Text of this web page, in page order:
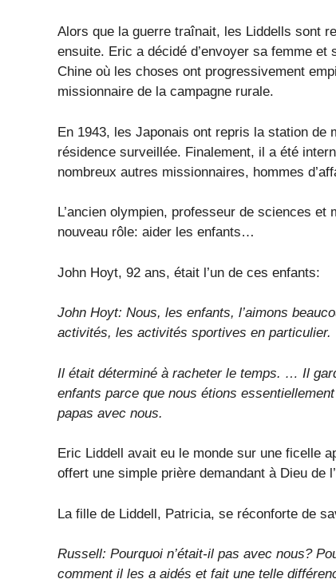
Alors que la guerre traînait, les Liddells sont
ensuite. Eric a décidé d’envoyer sa femme et
Chine où les choses ont progressivement
missionnaire de la campagne rurale.
En 1943, les Japonais ont repris la station de
résidence surveillée. Finalement, il a été
nombreux autres missionnaires, hommes
L’ancien olympien, professeur de sciences
nouveau rôle: aider les enfants…
John Hoyt, 92 ans, était l’un de ces enfants:
John Hoyt: Nous, les enfants, l’aimons
activités, les activités sportives en particulier.
Il était déterminé à racheter le temps. … Il
enfants parce que nous étions
papas avec nous.
Eric Liddell avait eu le monde sur une ficelle
offert une simple prière demandant à Dieu de
La fille de Liddell, Patricia, se réconforte de
Russell: Pourquoi n’était-il pas avec nous?
comment il les a aidés et fait une telle